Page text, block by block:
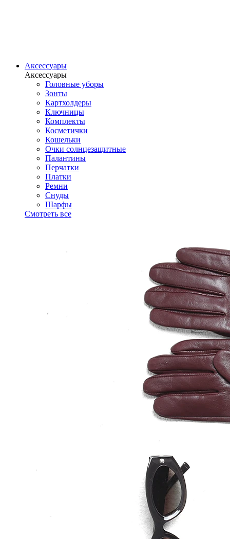
Аксессуары
Аксессуары
Головные уборы
Зонты
Картхолдеры
Ключницы
Комплекты
Косметички
Кошельки
Очки солнцезащитные
Палантины
Перчатки
Платки
Ремни
Снуды
Шарфы
Смотреть все